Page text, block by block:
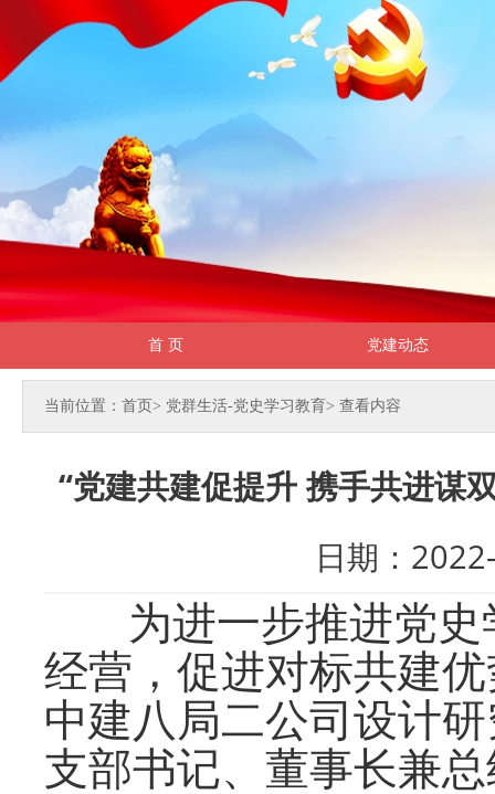
首 页 党建动态
当前位置：首页 > 党群生活-党史学习教育> 查看内容
“党建共建促提升 携手共进谋
日期：
为进一步推进党史
经营，促进对标共建
中建八局二公司设计
支部书记、董事长兼